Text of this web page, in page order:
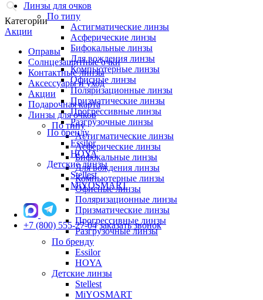
Категории
Акции
Оправы
Солнцезащитные очки
Контактные линзы
Аксессуары и уход
Акции
Подарочная карта
Линзы для очков
По типу
Астигматические линзы
Асферические линзы
Бифокальные линзы
Для вождения линзы
Компьютерные линзы
Офисные линзы
Поляризационные линзы
Призматические линзы
Прогрессивные линзы
Разгрузочные линзы
По бренду
Essilor
HOYA
Детские линзы
Stellest
MiYOSMART
Линзы для очков
По типу
Астигматические линзы
Асферические линзы
Бифокальные линзы
Для вождения линзы
Компьютерные линзы
Офисные линзы
Поляризационные линзы
Призматические линзы
Прогрессивные линзы
Разгрузочные линзы
По бренду
Essilor
HOYA
Детские линзы
Stellest
MiYOSMART
+7 (800) 555-27-04 заказать звонок